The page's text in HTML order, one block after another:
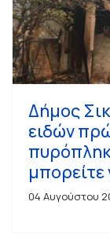
Δήμος
ειδών
04 Αυγούστου